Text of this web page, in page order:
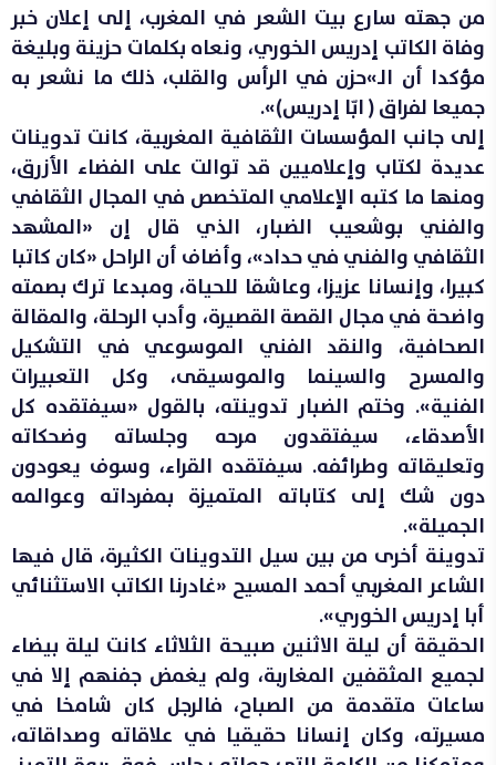
من جهته سارع بيت الشعر في المغرب، إلى إعلان خبر
وفاة الكاتب إدريس الخوري، ونعاه بكلمات حزينة وبليغة
مؤكدا أن الـ»حزن في الرأس والقلب، ذلك ما نشعر به
جميعا لفراق ( ابّا إدريس)».
إلى جانب المؤسسات الثقافية المغربية، كانت تدوينات
عديدة لكتاب وإعلاميين قد توالت على الفضاء الأزرق،
ومنها ما كتبه الإعلامي المتخصص في المجال الثقافي
والفني بوشعيب الضبار، الذي قال إن «المشهد
الثقافي والفني في حداد»، وأضاف أن الراحل «كان كاتبا
كبيرا، وإنسانا عزيزا، وعاشقا للحياة، ومبدعا ترك بصمته
واضحة في مجال القصة القصيرة، وأدب الرحلة، والمقالة
الصحافية، والنقد الفني الموسوعي في التشكيل
والمسرح والسينما والموسيقى، وكل التعبيرات
الفنية». وختم الضبار تدوينته، بالقول «سيفتقده كل
الأصدقاء، سيفتقدون مرحه وجلساته وضحكاته
وتعليقاته وطرائفه. سيفتقده القراء، وسوف يعودون
دون شك إلى كتاباته المتميزة بمفرداته وعوالمه
الجميلة».
تدوينة أخرى من بين سيل التدوينات الكثيرة، قال فيها
الشاعر المغربي أحمد المسيح «غادرنا الكاتب الاستثنائي
أبا إدريس الخوري».
الحقيقة أن ليلة الاثنين صبيحة الثلاثاء كانت ليلة بيضاء
لجميع المثقفين المغاربة، ولم يغمض جفنهم إلا في
ساعات متقدمة من الصباح، فالرجل كان شامخا في
مسيرته، وكان إنسانا حقيقيا في علاقاته وصداقاته،